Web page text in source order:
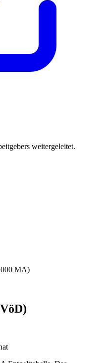
weitergeleitet.
MA)